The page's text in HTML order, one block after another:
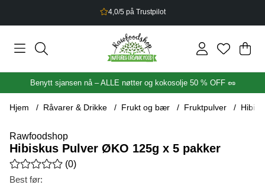
2,5% bonus på alt du handler
.
Benytt sjansen nå – ALLE nøtter og kokosolje 50 % OFF 🥜
Hjem Råvarer & Drikke Frukt og bær Fruktpulver
Rawfoodshop
Hibiskus Pulver ØKO 125g x 5 pakker
Gjennomsnittlig rangering 0 av 5 Antall vurderinger 0
(0)
Best før: